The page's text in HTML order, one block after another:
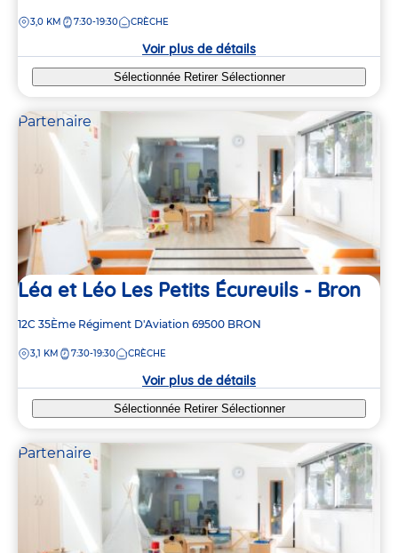
la
DISTANCE
3,0 KM 7:30-19:30 CRÈCHE
Voir plus de détails
Sélectionnée Retirer Sélectionner
Partenaire
Léa et Léo Les Petits Écureuils - Bron
Adresse
la
12C 35Ème Régiment D'Aviation 69500 BRON
DISTANCE
3,1 KM 7:30-19:30 CRÈCHE
Voir plus de détails
Sélectionnée Retirer Sélectionner
Partenaire
3
5
3
5